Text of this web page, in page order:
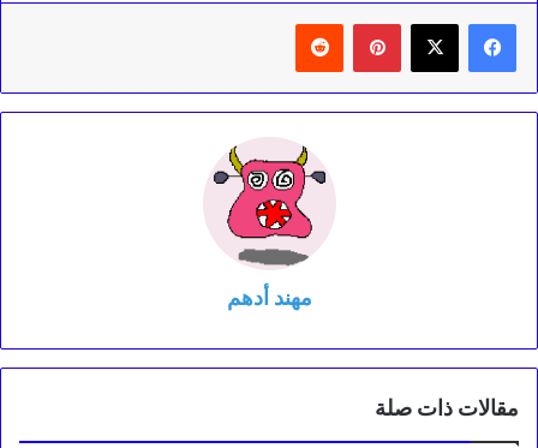
بينتيريست
مهند أدهم
مقالات ذات صلة